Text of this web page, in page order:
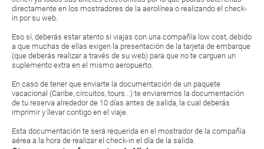
directamente en los mostradores de la aerolínea o realizando el check-
in por su web.
Eso sí, deberás estar atento si viajas con una compañía low cost, debido
a que muchas de ellas exigen la presentación de la tarjeta de embarque
(que deberás realizar a través de su web) para que no te carguen un
suplemento extra en el mismo aeropuerto.
En caso de tener que enviarte la documentación de un paquete
vacacional (Caribe, circuitos, tours...) te enviaremos la documentación
de tu reserva alrededor de 10 días antes de salida, la cual deberás
imprimir y llevar contigo en el viaje.
Esta documentación te será requerida en el mostrador de la compañía
aérea a la hora de realizar el check-in el día de la salida.